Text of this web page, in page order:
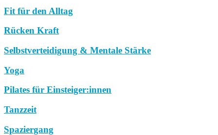
Fit für den Alltag
Rücken Kraft
Selbstverteidigung & Mentale Stärke
Yoga
Pilates für Einsteiger:innen
Tanzzeit
Spaziergang